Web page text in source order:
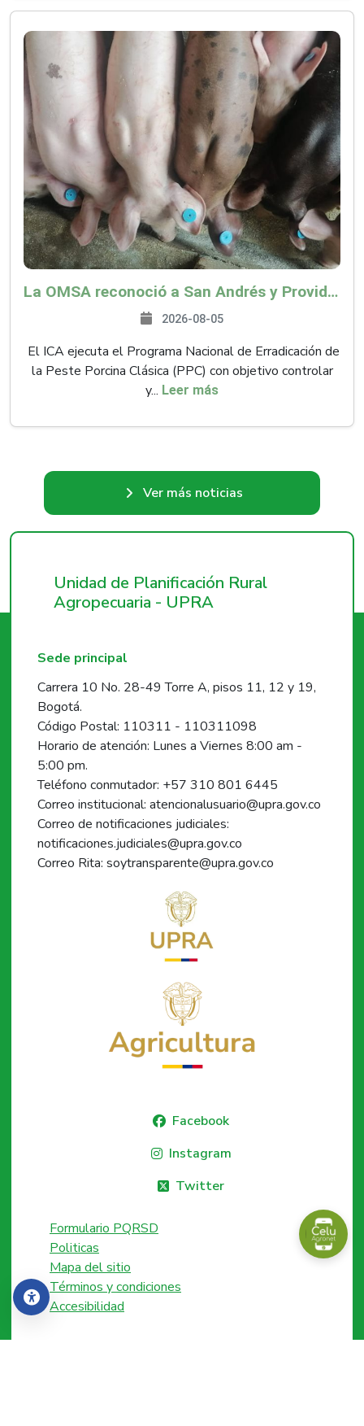
Accesibilidad
La OMSA reconoció a San Andrés y Providencia como zona libre de Peste Porcina Clásica (PPC)
2026-08-05
El ICA ejecuta el Programa Nacional de Erradicación de
la Peste Porcina Clásica (PPC) con objetivo controlar
y... Leer más
Ver más noticias
Unidad de Planificación Rural
Agropecuaria - UPRA
Sede principal
Carrera 10 No. 28-49 Torre A, pisos 11, 12 y 19,
Bogotá.
Código Postal: 110311 - 110311098
Horario de atención: Lunes a Viernes 8:00 am -
5:00 pm.
Teléfono conmutador: +57 310 801 6445
Correo institucional: atencionalusuario@upra.gov.co
Correo de notificaciones judiciales:
notificaciones.judiciales@upra.gov.co
Correo Rita: soytransparente@upra.gov.co
Facebook
Instagram
Twitter
Formulario PQRSD
Politicas
Mapa del sitio
Términos y condiciones
Accesibilidad